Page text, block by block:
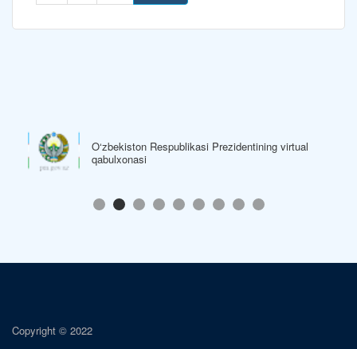
O‘zbekiston Respublikasi Prezidentining virtual
qabulxonasi
Copyright © 2022